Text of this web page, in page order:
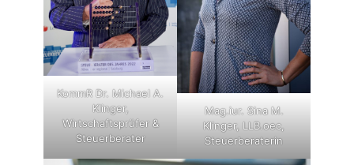
KommR Dr. Michael A.
Klinger,
Wirtschaftsprüfer &
Steuerberater
Mag.iur. Sina M.
Klinger, LLB.oec,
Steuerberaterin